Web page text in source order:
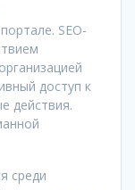
SEO-
доступ к
действия.
среди